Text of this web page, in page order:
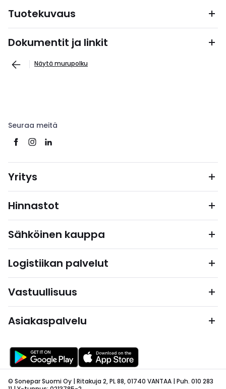
Tuotekuvaus
Dokumentit ja linkit
Näytä murupolku
Seuraa meitä
Yritys
Hinnastot
Sähköinen kauppa
Logistiikan palvelut
Vastuullisuus
Asiakaspalvelu
© Sonepar Suomi Oy | Ritakuja 2, PL 88, 01740 VANTAA | Puh. 010 283